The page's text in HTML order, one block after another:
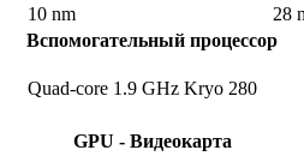
10 nm
28
Вспомогательный процессор
Quad-core 1.9 GHz Kryo 280
GPU - Видеокарта